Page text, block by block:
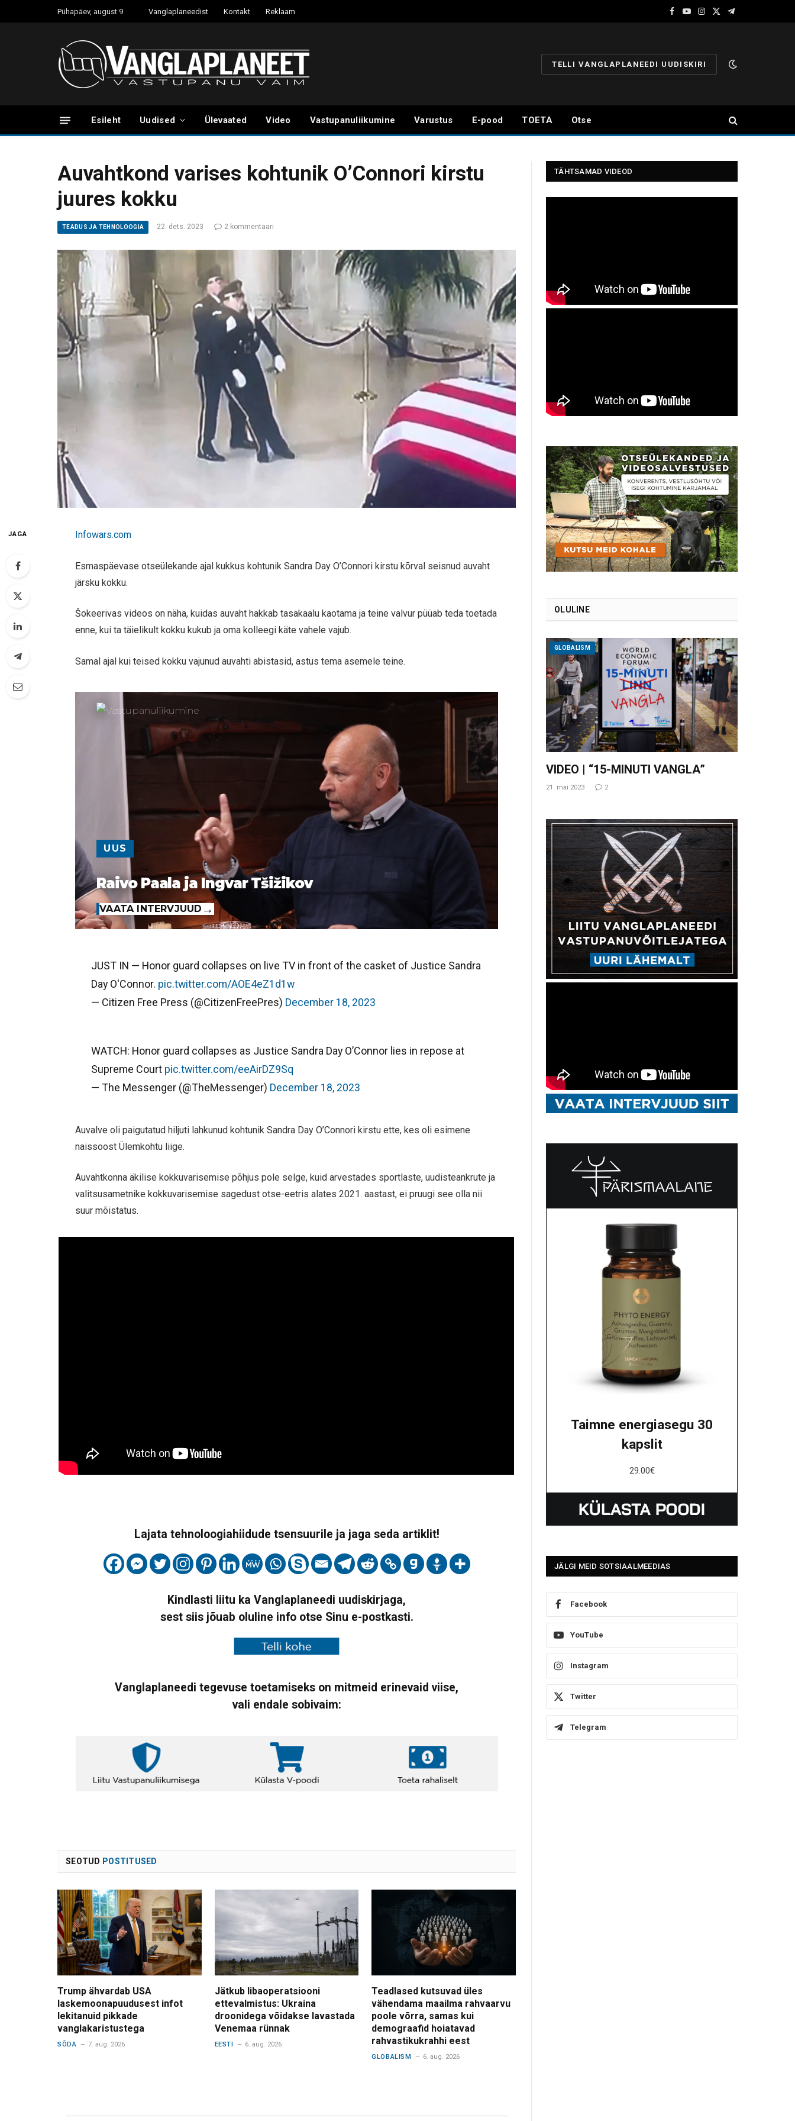
Pühapäev, august 9 Vanglaplaneedist Kontakt Reklaam
Facebook
YouTube
Instagram
X
Telegram
TELLI VANGLAPLANEEDI UUDISKIRI
Esileht Uudised Ülevaated Video Vastupanuliikumine Varustus E-pood TOETA Otse
Auvahtkond varises kohtunik O’Connori kirstu
juures kokku
TEADUS JA TEHNOLOOGIA 22. dets. 2023 2 kommentaari
JAGA Infowars.com
Esmaspäevase otseülekande ajal kukkus kohtunik Sandra Day O’Connori kirstu kõrval seisnud auvaht
järsku kokku.
Šokeerivas videos on näha, kuidas auvaht hakkab tasakaalu kaotama ja teine valvur püüab teda toetada
enne, kui ta täielikult kokku kukub ja oma kolleegi käte vahele vajub.
Samal ajal kui teised kokku vajunud auvahti abistasid, astus tema asemele teine.
UUS
Raivo Paala ja Ingvar Tšižikov
VAATA INTERVJUUD
JUST IN — Honor guard collapses on live TV in front of the casket of Justice Sandra
Day O'Connor. pic.twitter.com/AOE4eZ1d1w
— Citizen Free Press (@CitizenFreePres) December 18, 2023
WATCH: Honor guard collapses as Justice Sandra Day O’Connor lies in repose at
Supreme Court pic.twitter.com/eeAirDZ9Sq
— The Messenger (@TheMessenger) December 18, 2023
Auvalve oli paigutatud hiljuti lahkunud kohtunik Sandra Day O’Connori kirstu ette, kes oli esimene
naissoost Ülemkohtu liige.
Auvahtkonna äkilise kokkuvarisemise põhjus pole selge, kuid arvestades sportlaste, uudisteankrute ja
valitsusametnike kokkuvarisemise sagedust otse-eetris alates 2021. aastast, ei pruugi see olla nii
suur mõistatus.
Lajata tehnoloogiahiidude tsensuurile ja jaga seda artiklit!
Kindlasti liitu ka Vanglaplaneedi uudiskirjaga,
sest siis jõuab oluline info otse Sinu e-postkasti.
Vanglaplaneedi tegevuse toetamiseks on mitmeid erinevaid viise,
vali endale sobivaim:
SEOTUD POSTITUSED
Trump ähvardab USA
laskemoonapuudusest infot
lekitanuid pikkade
vanglakaristustega
SÕDA 7. aug. 2026
Jätkub libaoperatsiooni
ettevalmistus: Ukraina
droonidega võidakse lavastada
Venemaa rünnak
EESTI 6. aug. 2026
Teadlased kutsuvad üles
vähendama maailma rahvaarvu
poole võrra, samas kui
demograafid hoiatavad
rahvastikukrahhi eest
GLOBALISM 6. aug. 2026
TÄHTSAMAD VIDEOD
OLULINE
GLOBALISM
VIDEO | “15-MINUTI VANGLA”
21. mai 2023 2
Taimne energiasegu 30
kapslit
29.00€
JÄLGI MEID SOTSIAALMEEDIAS
Facebook
YouTube
Instagram
Twitter
Telegram